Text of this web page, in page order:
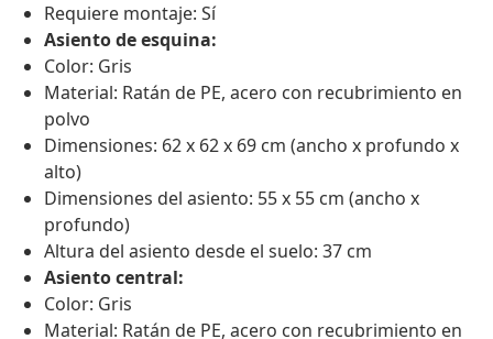
Requiere montaje: Sí
Asiento de esquina:
Color: Gris
Material: Ratán de PE, acero con recubrimiento en
polvo
Dimensiones: 62 x 62 x 69 cm (ancho x profundo x
alto)
Dimensiones del asiento: 55 x 55 cm (ancho x
profundo)
Altura del asiento desde el suelo: 37 cm
Asiento central:
Color: Gris
Material: Ratán de PE, acero con recubrimiento en